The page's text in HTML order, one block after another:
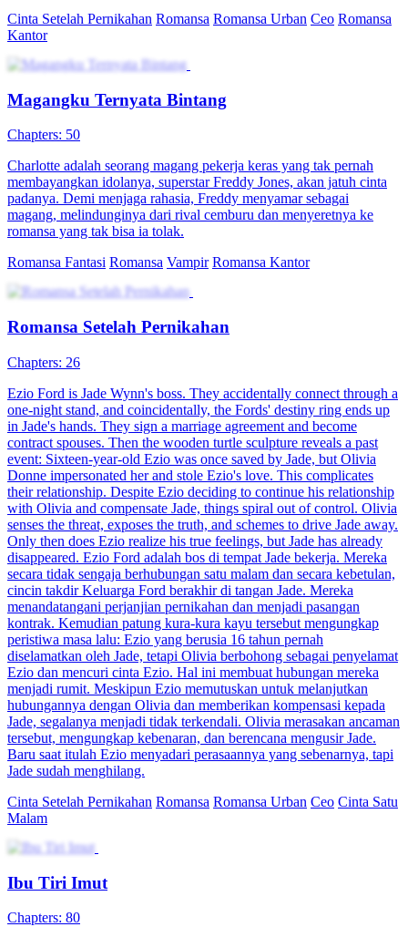
Cinta Setelah Pernikahan Romansa Romansa Urban Ceo Romansa
Kantor
Magangku Ternyata Bintang
Chapters: 50
Charlotte adalah seorang magang pekerja keras yang tak pernah
membayangkan idolanya, superstar Freddy Jones, akan jatuh cinta
padanya. Demi menjaga rahasia, Freddy menyamar sebagai
magang, melindunginya dari rival cemburu dan menyeretnya ke
romansa yang tak bisa ia tolak.
Romansa Fantasi Romansa Vampir Romansa Kantor
Romansa Setelah Pernikahan
Chapters: 26
Ezio Ford is Jade Wynn's boss. They accidentally connect through a
one-night stand, and coincidentally, the Fords' destiny ring ends up
in Jade's hands. They sign a marriage agreement and become
contract spouses. Then the wooden turtle sculpture reveals a past
event: Sixteen-year-old Ezio was once saved by Jade, but Olivia
Donne impersonated her and stole Ezio's love. This complicates
their relationship. Despite Ezio deciding to continue his relationship
with Olivia and compensate Jade, things spiral out of control. Olivia
senses the threat, exposes the truth, and schemes to drive Jade away.
Only then does Ezio realize his true feelings, but Jade has already
disappeared. Ezio Ford adalah bos di tempat Jade bekerja. Mereka
secara tidak sengaja berhubungan satu malam dan secara kebetulan,
cincin takdir Keluarga Ford berakhir di tangan Jade. Mereka
menandatangani perjanjian pernikahan dan menjadi pasangan
kontrak. Kemudian patung kura-kura kayu tersebut mengungkap
peristiwa masa lalu: Ezio yang berusia 16 tahun pernah
diselamatkan oleh Jade, tetapi Olivia berbohong sebagai penyelamat
Ezio dan mencuri cinta Ezio. Hal ini membuat hubungan mereka
menjadi rumit. Meskipun Ezio memutuskan untuk melanjutkan
hubungannya dengan Olivia dan memberikan kompensasi kepada
Jade, segalanya menjadi tidak terkendali. Olivia merasakan ancaman
tersebut, mengungkap kebenaran, dan berencana mengusir Jade.
Baru saat itulah Ezio menyadari perasaannya yang sebenarnya, tapi
Jade sudah menghilang.
Cinta Setelah Pernikahan Romansa Romansa Urban Ceo Cinta Satu
Malam
Ibu Tiri Imut
Chapters: 80